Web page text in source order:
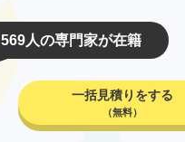
569人の専門家が在籍
一括見積りをする
（無料）